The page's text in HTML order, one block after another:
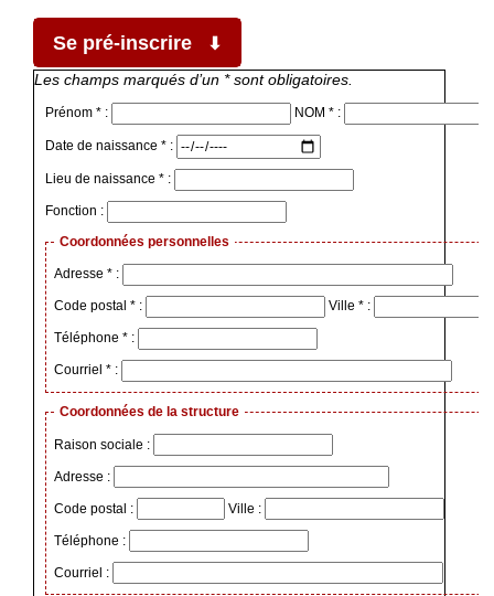
Se pré-inscrire
Les champs marqués d’un * sont obligatoires.
Prénom * : NOM * :
Date de naissance * :
Lieu de naissance * :
Fonction :
Coordonnées personnelles
Adresse * :
Code postal * : Ville * :
Téléphone * :
Courriel * :
Coordonnées de la structure
Raison sociale :
Adresse :
Code postal : Ville :
Téléphone :
Courriel :